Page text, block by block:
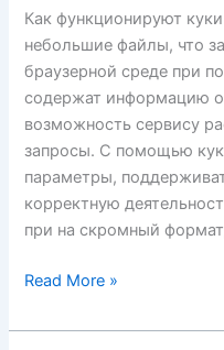
Как функционируют
небольшие файлы, что
браузерной среде при
содержат информацию
возможность сервису
запросы. С помощью
параметры,
корректную
при на скромный
Read More »